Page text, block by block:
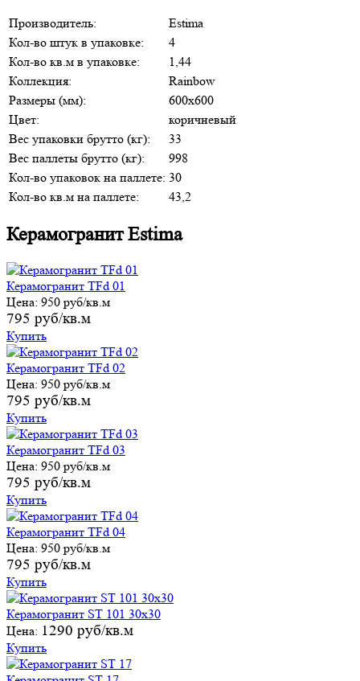
Производитель:
Estima
Кол-во штук в упаковке:
4
Кол-во кв.м в упаковке:
1,44
Коллекция:
Rainbow
Размеры (мм):
600х600
Цвет:
коричневый
Вес упаковки брутто (кг):
33
Вес паллеты брутто (кг):
998
Кол-во упаковок на паллете: 30
Кол-во кв.м на паллете:
43,2
Керамогранит Estima
Керамогранит TFd 01
Цена: 950 руб/кв.м
795 руб/кв.м
Купить
Керамогранит TFd 02
Цена: 950 руб/кв.м
795 руб/кв.м
Купить
Керамогранит TFd 03
Цена: 950 руб/кв.м
795 руб/кв.м
Купить
Керамогранит TFd 04
Цена: 950 руб/кв.м
795 руб/кв.м
Купить
Керамогранит ST 101 30х30
Цена: 1290 руб/кв.м
Купить